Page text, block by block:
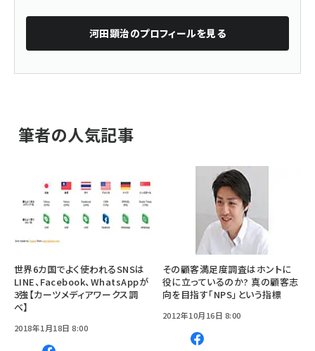
河田顕治のプロフィールを見る
筆者の人気記事
世界6カ国でよく使われるSNSは
LINE、Facebook、WhatsAppが
3強【カーツメディアワークス調
べ】
2018年1月18日 8:00
その顧客満足度調査はホントに
役に立っているのか? 真の顧客志
向を目指す「NPS」という指標
2012年10月16日 8:00